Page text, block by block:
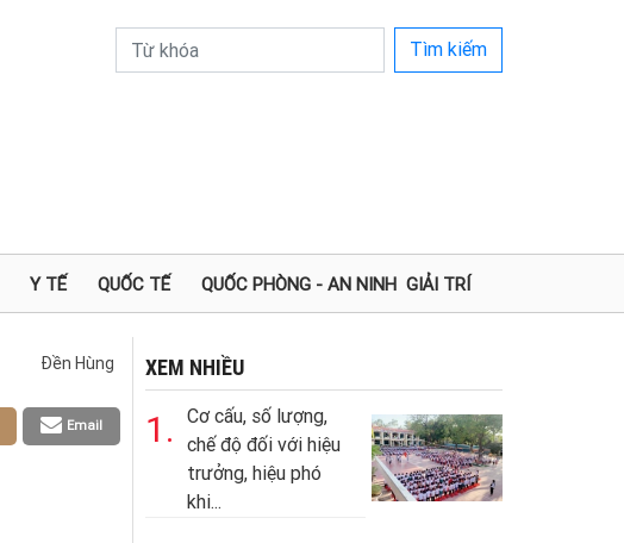
Tìm kiếm
Y TẾ QUỐC TẾ QUỐC PHÒNG - AN NINH GIẢI TRÍ
Đền Hùng
Email
XEM NHIỀU
1.
Cơ cấu, số lượng,
chế độ đối với hiệu
trưởng, hiệu phó
khi...